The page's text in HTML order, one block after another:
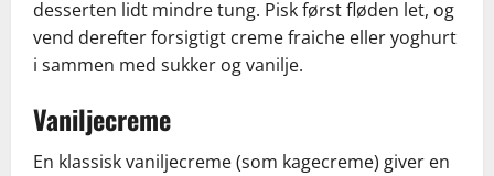
desserten lidt mindre tung. Pisk først fløden let, og
vend derefter forsigtigt creme fraiche eller yoghurt
i sammen med sukker og vanilje.
Vaniljecreme
En klassisk vaniljecreme (som kagecreme) giver en